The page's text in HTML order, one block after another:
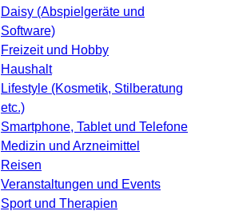
Daisy (Abspielgeräte und
Software)
Freizeit und Hobby
Haushalt
Lifestyle (Kosmetik, Stilberatung
etc.)
Smartphone, Tablet und Telefone
Medizin und Arzneimittel
Reisen
Veranstaltungen und Events
Sport und Therapien